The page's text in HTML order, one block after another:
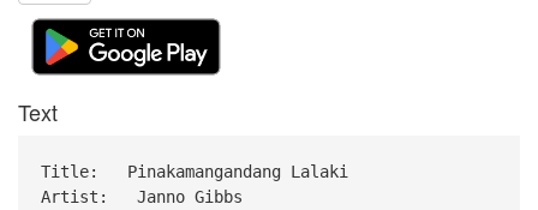
Text
Title: Pinakamangandang Lalaki
Artist: Janno Gibbs